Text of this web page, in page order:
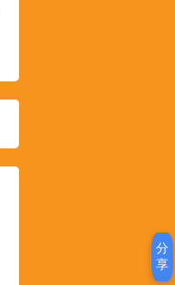
分
享